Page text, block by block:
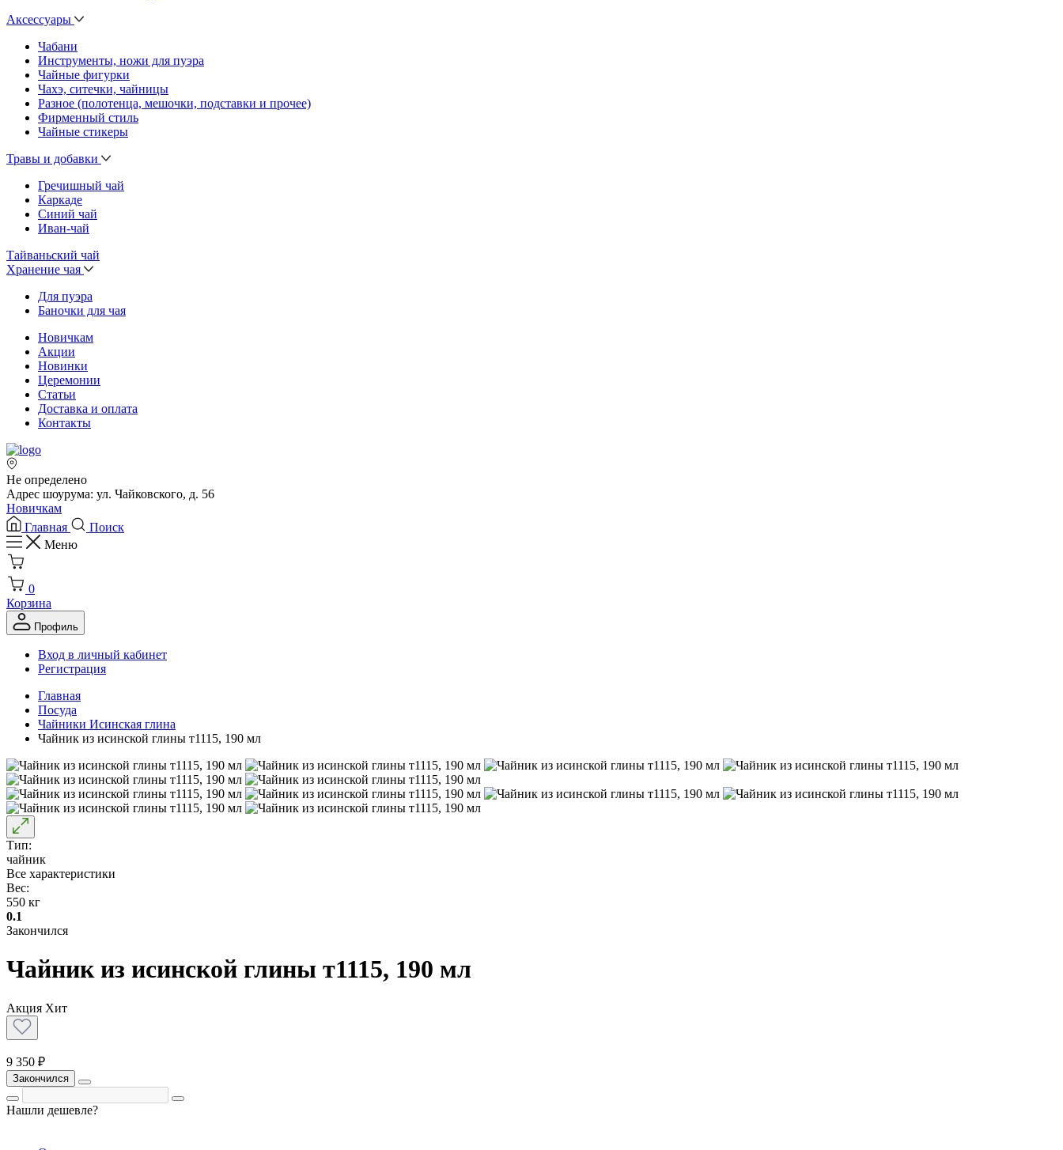
Аксессуары
Чабани
Инструменты, ножи для пуэра
Чайные фигурки
Чахэ, ситечки, чайницы
Разное (полотенца, мешочки, подставки и прочее)
Фирменный стиль
Чайные стикеры
Травы и добавки
Гречишный чай
Каркаде
Синий чай
Иван-чай
Тайваньский чай
Хранение чая
Для пуэра
Баночки для чая
Новичкам
Акции
Новинки
Церемонии
Статьи
Доставка и оплата
Контакты
Не определено
Адрес шоурума: ул. Чайковского, д. 56
Новичкам
Главная
Поиск
Меню
0
Корзина
Профиль
Вход в личный кабинет
Регистрация
Главная
Посуда
Чайники Исинская глина
Чайник из исинской глины т1115, 190 мл
Тип:
чайник
Все характеристики
Вес:
550 кг
0.1
Закончился
Чайник из исинской глины т1115, 190 мл
Акция Хит
9 350 ₽
Закончился
Нашли дешевле?